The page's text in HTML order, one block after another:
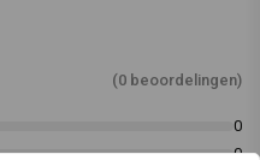
(0 beoordelingen)
0
0